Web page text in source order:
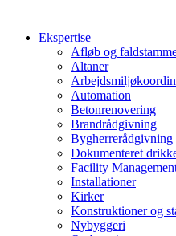
Ekspertise
Afløb og
Altaner
Automation
Betonrenovering
Brandrådgivning
Bygherrerådgivning
Dokumenteret
Facility
Installationer
Kirker
Konstruktioner og
Nybyggeri